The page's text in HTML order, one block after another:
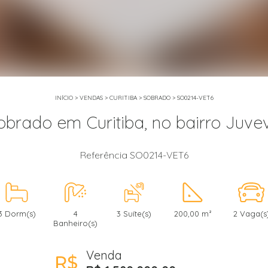
INÍCIO> VENDAS> CURITIBA> SOBRADO> SO0214-VET6
em Curitiba, no bairro
Referência SO0214-VET6
Dorm(s)
4
Banheiro(s)
3 Suíte(s) 200,00 m² 2
Venda